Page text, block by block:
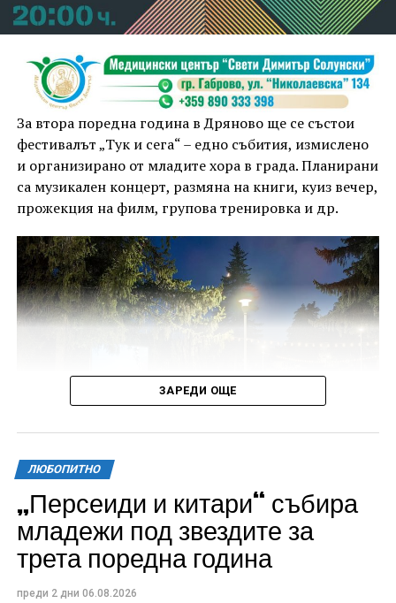
За втора поредна година в Дряново ще се състои
фестивалът „Тук и сега“ – едно събития, измислено
и организирано от младите хора в града. Планирани
са музикален концерт, размяна на книги, куиз вечер,
прожекция на филм, групова тренировка и др.
Всички събития ще се проведат в парк „Максим
Райкович“, срещу часовниковата кула, с вход
свободен. Програмата ще започне на 12 август с
ЗАРЕДИ ОЩЕ
ЛЮБОПИТНО
„Персеиди и китари“ събира
младежи под звездите за
трета поредна година
преди 2 дни 06.08.2026